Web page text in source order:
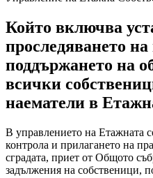
Който включва
проследяването
поддържането на
всички
наематели в
В управлението на Етажната
контрола и прилагането на
сградата, приет от Общото
задължения на собственици,